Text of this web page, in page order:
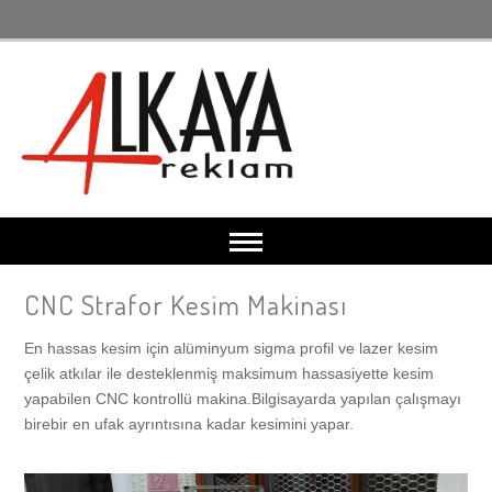
Anasayfa
Makina Parkuru
Dijital Baskı Makinası
Kurumsal
CNC Strafor Kesim Makinası
En hassas kesim için alüminyum sigma profil ve lazer kesim
çelik atkılar ile desteklenmiş maksimum hassasiyette kesim
yapabilen CNC kontrollü makina.Bilgisayarda yapılan çalışmayı
birebir en ufak ayrıntısına kadar kesimini yapar.